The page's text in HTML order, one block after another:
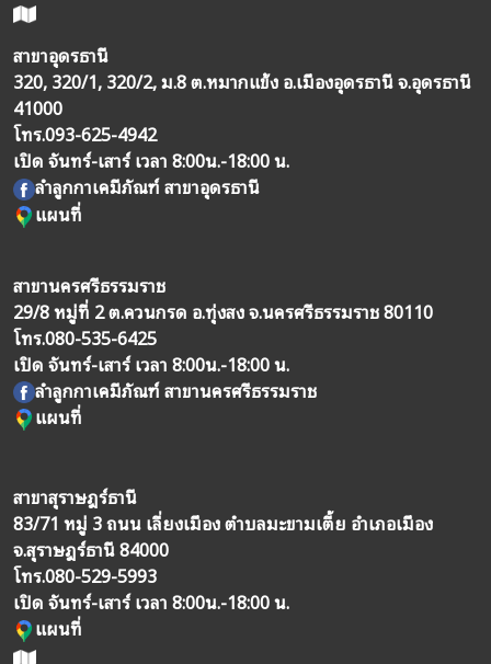
สาขาอุดรธานี
320, 320/1, 320/2, ม.8 ต.หมากแข้ง อ.เมืองอุดรธานี จ.อุดรธานี
41000
โทร.093-625-4942
เปิด จันทร์-เสาร์ เวลา 8:00น.-18:00 น.
ลำลูกกาเคมีภัณฑ์ สาขาอุดรธานี
แผนที่
สาขานครศรีธรรมราช
29/8 หมู่ที่ 2 ต.ควนกรด อ.ทุ่งสง จ.นครศรีธรรมราช 80110
โทร.080-535-6425
เปิด จันทร์-เสาร์ เวลา 8:00น.-18:00 น.
ลำลูกกาเคมีภัณฑ์ สาขานครศรีธรรมราช
แผนที่
สาขาสุราษฎร์ธานี
83/71 หมู่ 3 ถนน เลี่ยงเมือง ตำบลมะขามเตี้ย อำเภอเมือง
จ.สุราษฎร์ธานี 84000
โทร.080-529-5993
เปิด จันทร์-เสาร์ เวลา 8:00น.-18:00 น.
แผนที่